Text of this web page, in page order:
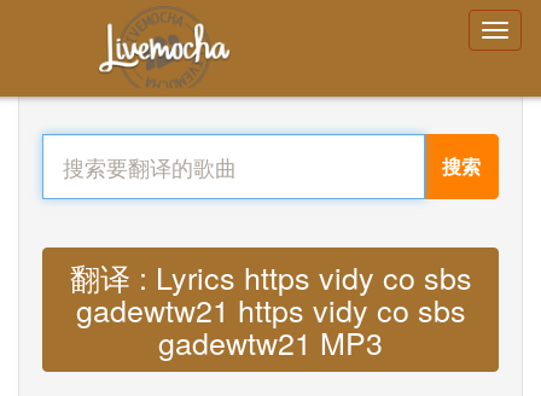
搜索
翻译 : Lyrics https vidy co sbs
gadewtw21 https vidy co sbs
gadewtw21 MP3